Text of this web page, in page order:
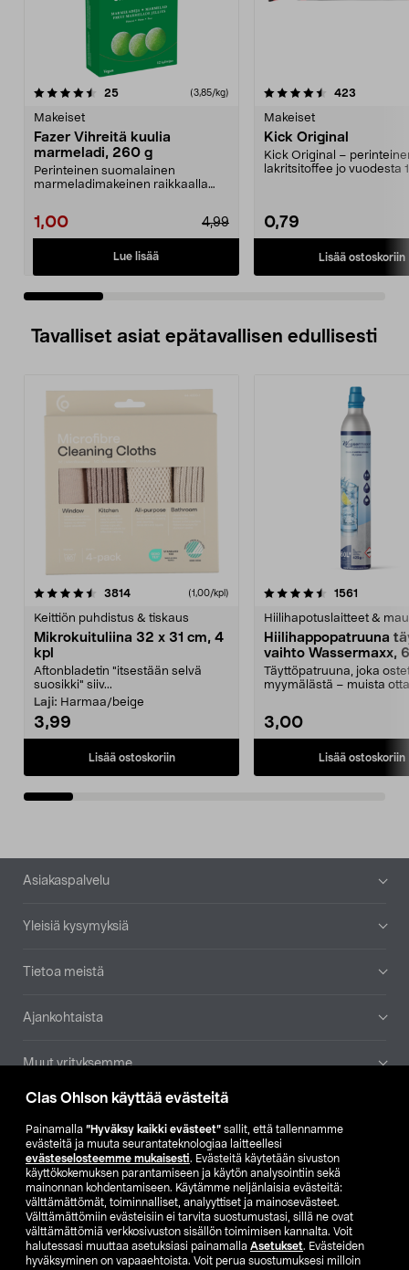
Clas Ohlson käyttää evästeitä
Painamalla ”Hyväksy kaikki evästeet” sallit, että tallennamme
evästeitä ja muuta seurantateknologiaa laitteellesi
evästeselosteemme mukaisesti. Evästeitä käytetään sivuston
käyttökokemuksen parantamiseen ja käytön analysointiin sekä
mainonnan kohdentamiseen. Käytämme neljänlaisia evästeitä:
välttämättömät, toiminnalliset, analyyttiset ja mainosevästeet.
Välttämättömiin evästeisiin ei tarvita suostumustasi, sillä ne ovat
välttämättömiä verkkosivuston sisällön toimimisen kannalta. Voit
halutessasi muuttaa asetuksiasi painamalla Asetukset. Evästeiden
hyväksyminen on vapaaehtoista. Voit perua suostumuksesi milloin
25arvostelut (3,85/kg)
Makeiset
Fazer Vihreitä kuulia
marmeladi, 260 g
Perinteinen suomalainen
marmeladimakeinen raikkaalla
1,00 4,99
Lue lisää
4.5 viidestä
423
Makeiset
Kick Original
Kick Original –
lakritsitoffee jo vuodesta
0,79
Lisää ostoskoriin
4.5 viidestä
Tavalliset asiat epätavallisen edullisesti
3814arvostelut (1,00/kpl)
Keittiön puhdistus & tiskaus
Mikrokuituliina 32 x 31 cm, 4
kpl
Aftonbladetin "itsestään selvä
suosikki" siiv...
Laji: Harmaa/beige
3,99
Lisää ostoskoriin
4.5viidestä
1561
Hiilihapotuslaitteet &
Hiilihappopatruuna
vaihto Wassermaxx,
Täyttöpatruuna, joka
myymälästä – muista
3,00
Lisää ostoskoriin
4.5viidestä
Alatunniste
Asiakaspalvelu
Yleisiä kysymyksiä
Tietoa meistä
Ajankohtaista
Muut yrityksemme
Etsi myymälä
SE NO FI
FI SV